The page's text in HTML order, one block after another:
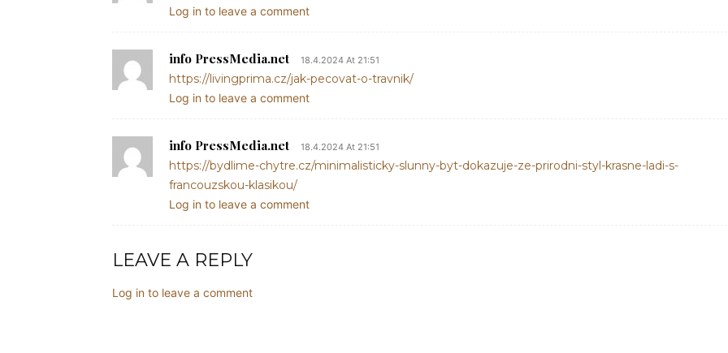
Log in to leave a comment
info PressMedia.net 18.4.2024 At 21:51
https://livingprima.cz/jak-pecovat-o-travnik/
Log in to leave a comment
info PressMedia.net 18.4.2024 At 21:51
https://bydlime-chytre.cz/minimalisticky-slunny-byt-dokazuje-ze-prirodni-styl-krasne-ladi-s-
francouzskou-klasikou/
Log in to leave a comment
LEAVE A REPLY
Log in to leave a comment